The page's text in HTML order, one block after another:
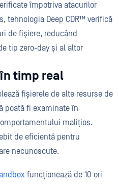
împotriva atacurilor
tehnologia Deep CDR™ verifică
de fișiere, reducând
tip zero-day și al altor
timp real
fișierele de alte resurse de
poată fi examinate în
malițios.
de eficientă pentru
necunoscute.
funcționează de 10 ori